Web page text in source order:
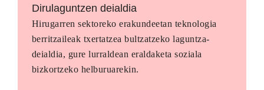
Dirulaguntzen deialdia
Hirugarren sektoreko erakundeetan teknologia
berritzaileak txertatzea bultzatzeko laguntza-
deialdia, gure lurraldean eraldaketa soziala
bizkortzeko helburuarekin.